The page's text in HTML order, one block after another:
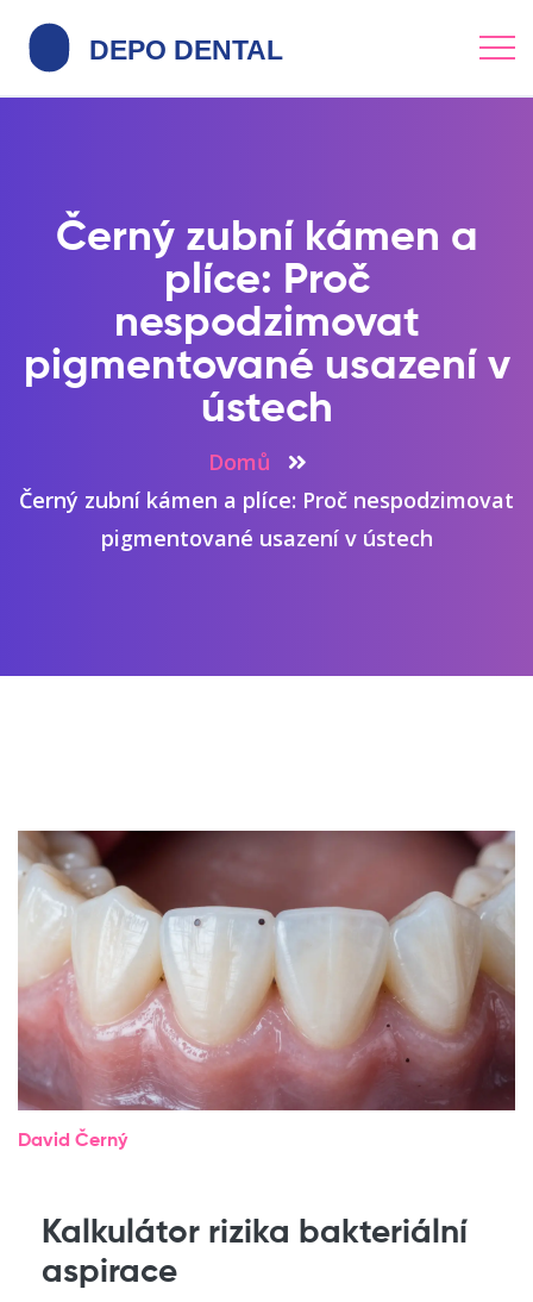
Černý zubní kámen a
plíce: Proč
nespodzimovat
pigmentované usazení v
ústech
Domů
Černý zubní kámen a plíce: Proč nespodzimovat
pigmentované usazení v ústech
David Černý
Kalkulátor rizika bakteriální
aspirace